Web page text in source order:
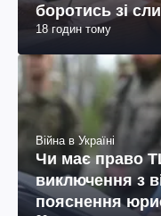
боротись зі
18 годин тому
Війна в Україні
Чи має право
виключення з
пояснення